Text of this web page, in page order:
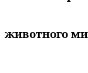
животного